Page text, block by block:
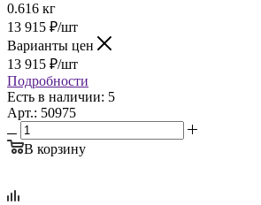
0.616 кг
13 915 ₽/шт
Варианты цен
13 915 ₽/шт
Подробности
Есть в наличии: 5
Арт.: 50975
В корзину